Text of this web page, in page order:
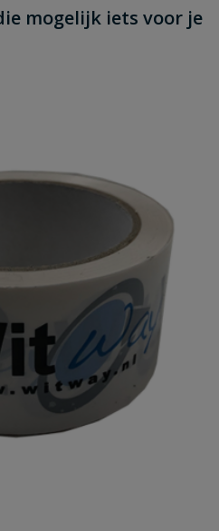
mogelijk iets voor je